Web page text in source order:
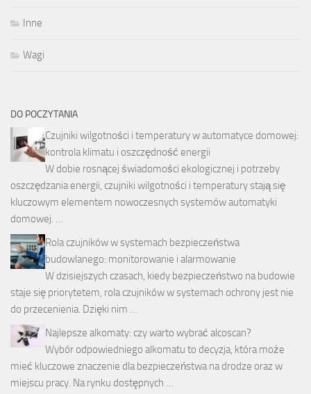
Inne
Wagi
DO POCZYTANIA
Czujniki wilgotności i temperatury w automatyce domowej:
kontrola klimatu i oszczędność energii
W dobie rosnącej świadomości ekologicznej i potrzeby
oszczędzania energii, czujniki wilgotności i temperatury stają się
kluczowym elementem nowoczesnych systemów automatyki
domowej. …
Rola czujników w systemach bezpieczeństwa
budowlanego: monitorowanie i alarmowanie
W dzisiejszych czasach, kiedy bezpieczeństwo na budowie
staje się priorytetem, rola czujników w systemach ochrony jest nie
do przecenienia. Dzięki nim …
Najlepsze alkomaty: czy warto wybrać alcoscan?
Wybór odpowiedniego alkomatu to decyzja, która może
mieć kluczowe znaczenie dla bezpieczeństwa na drodze oraz w
miejscu pracy. Na rynku dostępnych …